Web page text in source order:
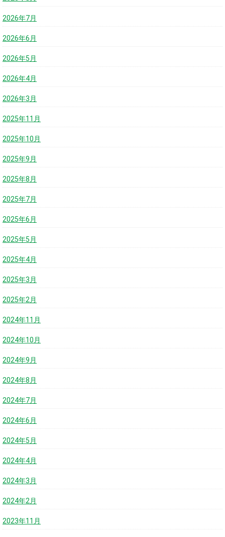
2026年7月
2026年6月
2026年5月
2026年4月
2026年3月
2025年11月
2025年10月
2025年9月
2025年8月
2025年7月
2025年6月
2025年5月
2025年4月
2025年3月
2025年2月
2024年11月
2024年10月
2024年9月
2024年8月
2024年7月
2024年6月
2024年5月
2024年4月
2024年3月
2024年2月
2023年11月